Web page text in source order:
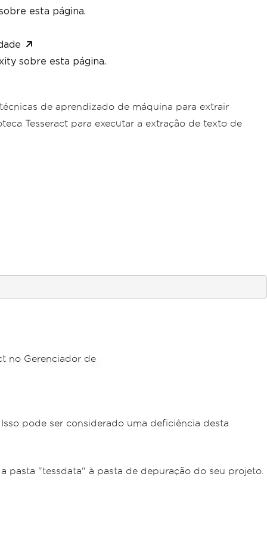
esta página.
sobre esta página.
de aprendizado de máquina para extrair
Tesseract para executar a extração de texto de
pode ser considerado uma deficiência desta
pasta "tessdata" à pasta de depuração do seu projeto.